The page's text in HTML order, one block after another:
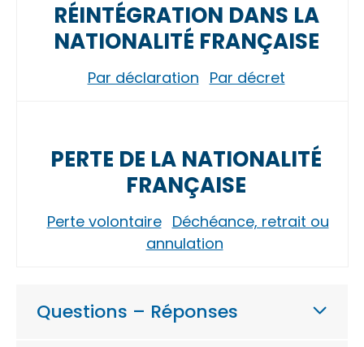
RÉINTÉGRATION DANS LA
NATIONALITÉ FRANÇAISE
Par déclaration Par décret
PERTE DE LA NATIONALITÉ
FRANÇAISE
Perte volontaire Déchéance, retrait ou
annulation
Questions – Réponses